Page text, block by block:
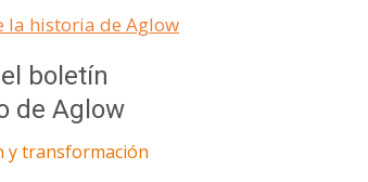
la historia de Aglow
boletín
de Aglow
y transformación